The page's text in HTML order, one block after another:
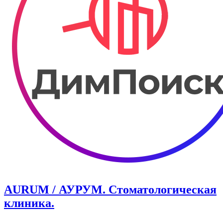
AURUM / АУРУМ. Стоматологическая
клиника.